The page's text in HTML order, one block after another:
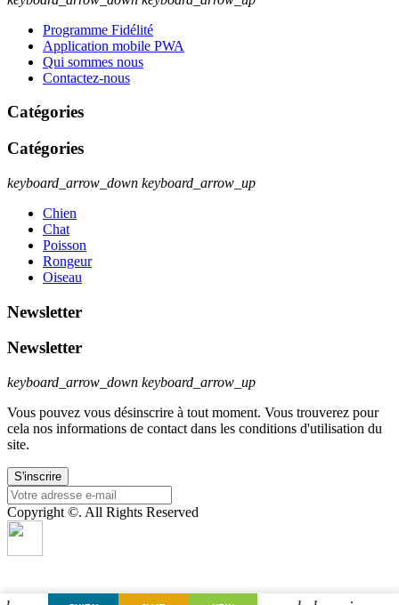
Programme Fidélité
Application mobile PWA
Qui sommes nous
Contactez-nous
Catégories
Catégories
keyboard_arrow_down keyboard_arrow_up
Chien
Chat
Poisson
Rongeur
Oiseau
Newsletter
Newsletter
keyboard_arrow_down keyboard_arrow_up
Vous pouvez vous désinscrire à tout moment. Vous trouverez pour
cela nos informations de contact dans les conditions d'utilisation du
site.
Copyright ©. All Rights Reserved